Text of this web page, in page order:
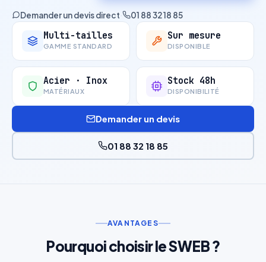
Demander un devis direct· 01 88 32 18 85
Multi-tailles
GAMME STANDARD
Sur mesure
DISPONIBLE
Acier · Inox
MATÉRIAUX
Stock 48h
DISPONIBILITÉ
Demander un devis
01 88 32 18 85
AVANTAGES
Pourquoi choisir le SWEB ?